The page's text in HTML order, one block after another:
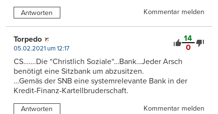
Antworten Kommentar melden
14
0
Torpedo
05.02.2021 um 12:17
CS…….Die “Christlich Soziale“…Bank…Jeder Arsch
benötigt eine Sitzbank um abzusitzen.
…Gemäs der SNB eine systemrelevante Bank in der
Kredit-Finanz-Kartellbruderschaft.
Antworten Kommentar melden